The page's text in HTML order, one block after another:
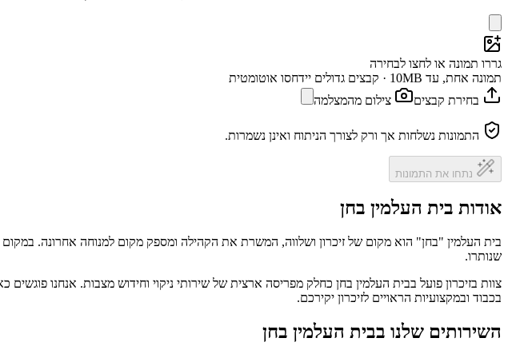
גררו תמונה או לחצו לבחירה
תמונה אחת, עד 10MB · קבצים גדולים יידחסו אוטומטית
בחירת קבצים
צילום מהמצלמה
התמונות נשלחות אך ורק לצורך הניתוח ואינן נשמרות.
נתחו את התמונות
אודות בית העלמין בחן
בית העלמין "בחן" הוא מקום של זיכרון ושלווה, המשרת את הקהילה ומספק מקום למנוחה אחרונה.
שנותרו.
צוות בזיכרון פועל בבית העלמין בחן כחלק מפריסה ארצית של שירותי ניקוי וחידוש מצבות. אנחנו
בכבוד ובמקצועיות הראויים לזיכרון יקירכם.
השירותים שלנו בבית העלמין בחן